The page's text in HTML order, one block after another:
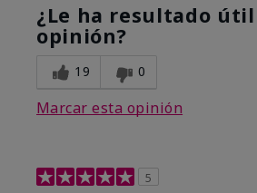
¿Le ha resultado
opinión?
19 0
Marcar esta opinión
5